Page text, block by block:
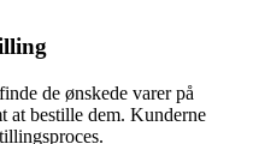
de ønskede varer på
at bestille dem. Kunderne